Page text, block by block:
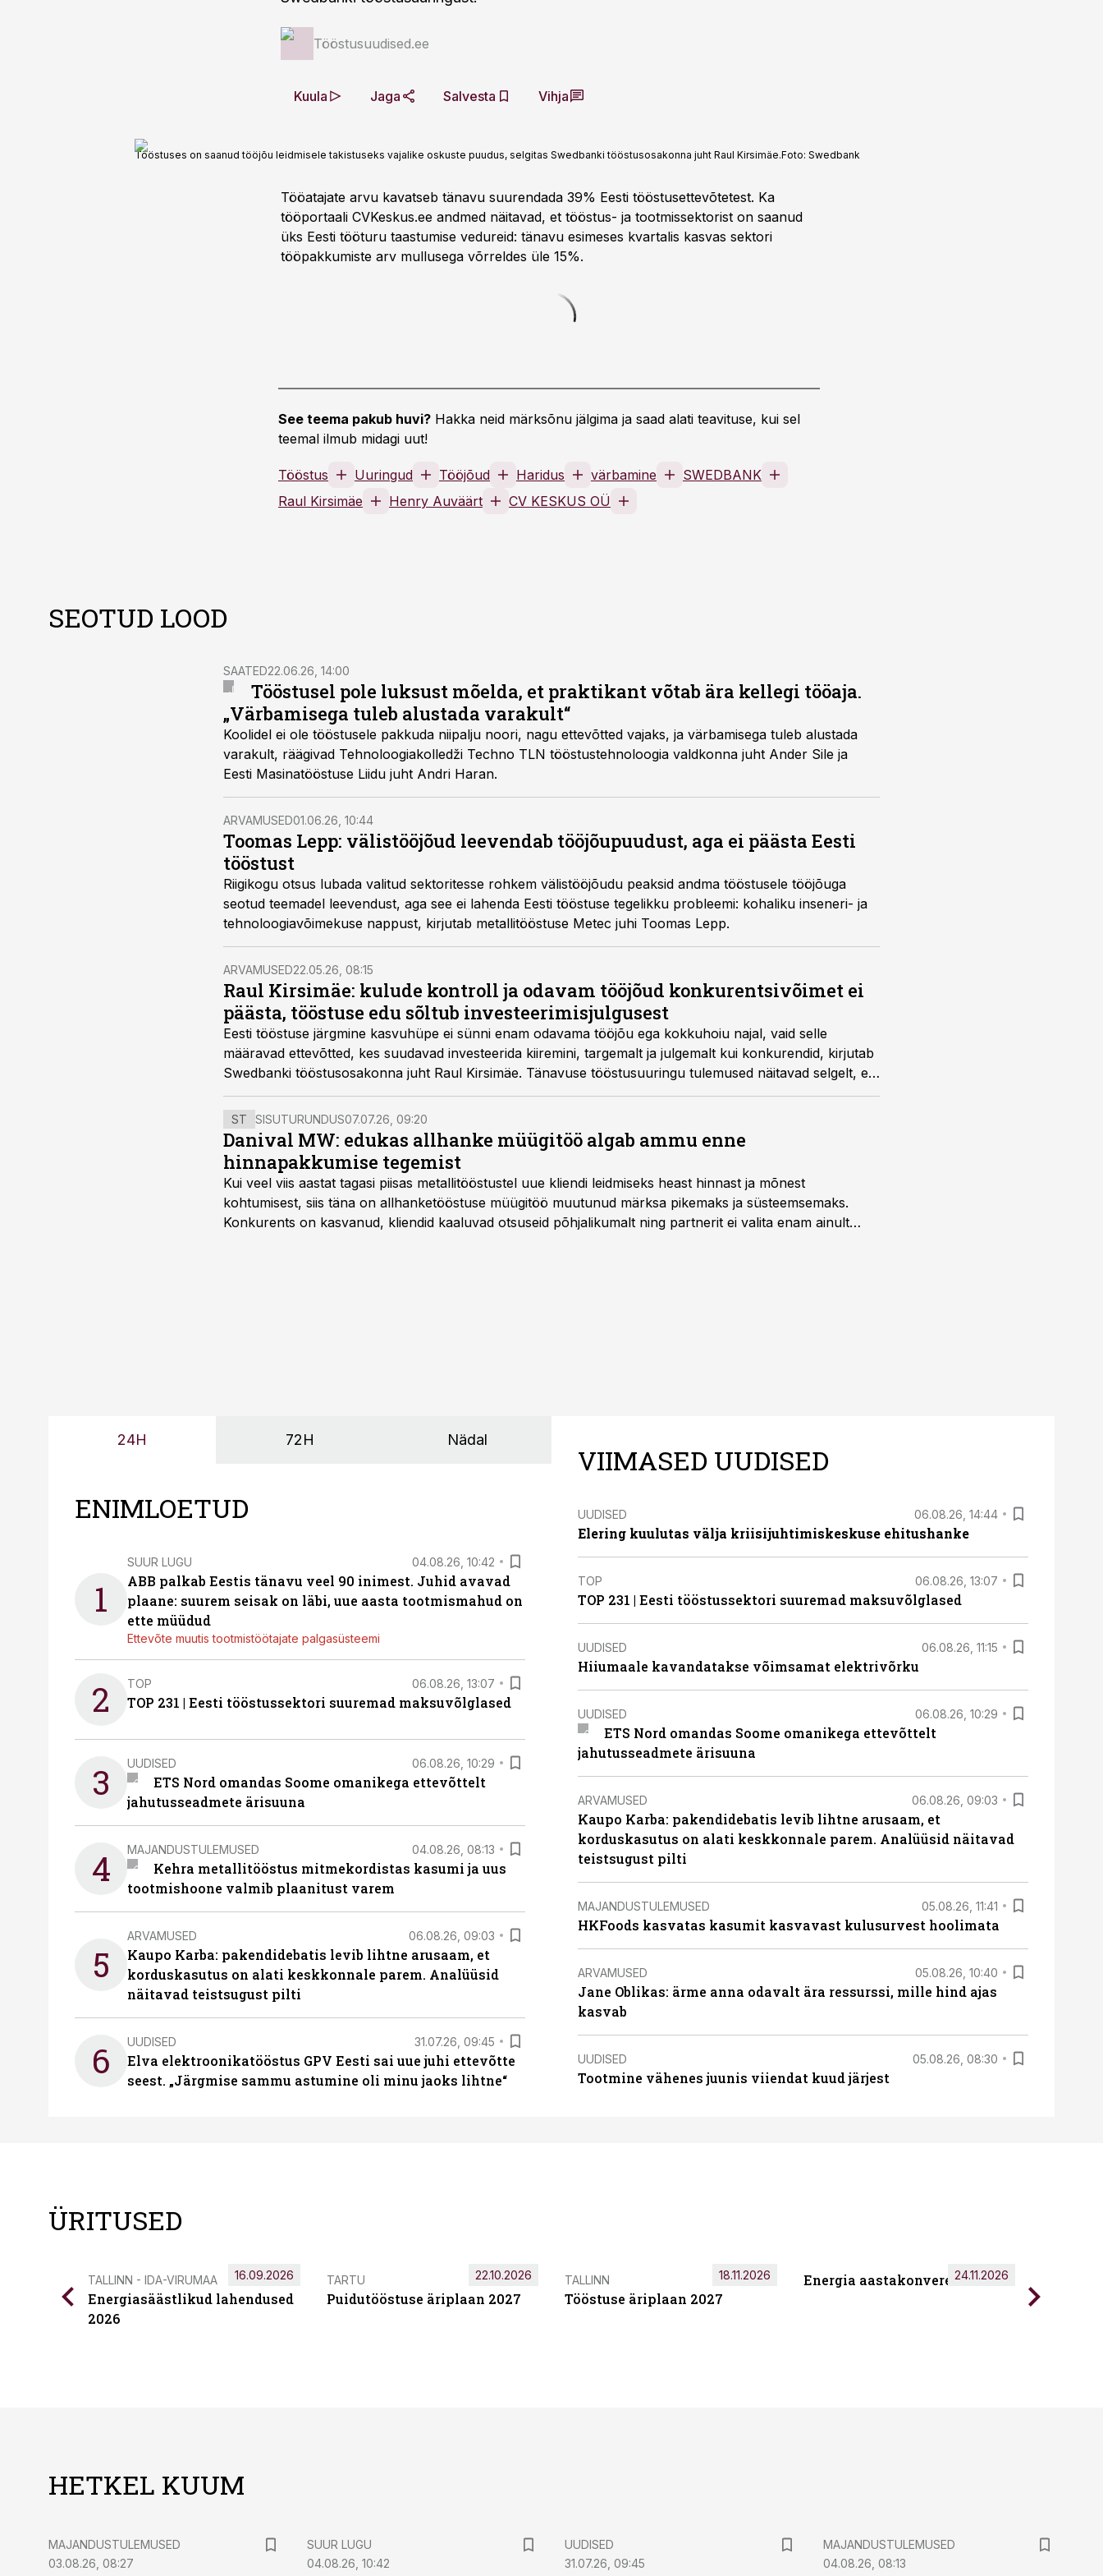
Tööstusuudised.ee
Kuula Jaga Salvesta Vihja
Tööstuses on saanud tööjõu leidmisele takistuseks vajalike oskuste puudus, selgitas Swedbanki tööstusosakonna juht Raul Kirsimäe.Foto: Swedbank
Tööatajate arvu kavatseb tänavu suurendada 39% Eesti tööstusettevõtetest. Ka
tööportaali CVKeskus.ee andmed näitavad, et tööstus- ja tootmissektorist on saanud
üks Eesti tööturu taastumise vedureid: tänavu esimeses kvartalis kasvas sektori
tööpakkumiste arv mullusega võrreldes üle 15%.
See teema pakub huvi? Hakka neid märksõnu jälgima ja saad alati teavituse, kui sel
teemal ilmub midagi uut!
Tööstus Uuringud Tööjõud Haridus värbamine
SWEDBANK
Raul Kirsimäe
Henry Auväärt CV KESKUS OÜ
SEOTUD LOOD
SAATED22.06.26, 14:00
Tööstusel pole luksust mõelda, et praktikant võtab ära kellegi tööaja.
„Värbamisega tuleb alustada varakult“
Koolidel ei ole tööstusele pakkuda niipalju noori, nagu ettevõtted vajaks, ja värbamisega tuleb alustada
varakult, räägivad Tehnoloogiakolledži Techno TLN tööstustehnoloogia valdkonna juht Ander Sile ja
Eesti Masinatööstuse Liidu juht Andri Haran.
ARVAMUSED01.06.26, 10:44
Toomas Lepp: välistööjõud leevendab tööjõupuudust, aga ei päästa Eesti
tööstust
Riigikogu otsus lubada valitud sektoritesse rohkem välistööjõudu peaksid andma tööstusele tööjõuga
seotud teemadel leevendust, aga see ei lahenda Eesti tööstuse tegelikku probleemi: kohaliku inseneri- ja
tehnoloogiavõimekuse nappust, kirjutab metallitööstuse Metec juhi Toomas Lepp.
ARVAMUSED22.05.26, 08:15
Raul Kirsimäe: kulude kontroll ja odavam tööjõud konkurentsivõimet ei
päästa, tööstuse edu sõltub investeerimisjulgusest
Eesti tööstuse järgmine kasvuhüpe ei sünni enam odavama tööjõu ega kokkuhoiu najal, vaid selle
määravad ettevõtted, kes suudavad investeerida kiiremini, targemalt ja julgemalt kui konkurendid, kirjutab
Swedbanki tööstusosakonna juht Raul Kirsimäe. Tänavuse tööstusuuringu tulemused näitavad selgelt, et
aktiivselt investeerivad ettevõtted saavutavad ülejäänud ettevõtetega võrreldes ligi kaks korda suurema
kasumimarginaali.
ST SISUTURUNDUS07.07.26, 09:20
Danival MW: edukas allhanke müügitöö algab ammu enne
hinnapakkumise tegemist
Kui veel viis aastat tagasi piisas metallitööstustel uue kliendi leidmiseks heast hinnast ja mõnest
kohtumisest, siis täna on allhanketööstuse müügitöö muutunud märksa pikemaks ja süsteemsemaks.
Konkurents on kasvanud, kliendid kaaluvad otsuseid põhjalikumalt ning partnerit ei valita enam ainult
24H 72H Nädal
ENIMLOETUD
1
SUUR LUGU 04.08.26, 10:42
ABB palkab Eestis tänavu veel 90 inimest. Juhid avavad
plaane: suurem seisak on läbi, uue aasta tootmismahud on
ette müüdud
Ettevõte muutis tootmistöötajate palgasüsteemi
2 TOP 06.08.26, 13:07
TOP 231 | Eesti tööstussektori suuremad maksuvõlglased
3 UUDISED 06.08.26, 10:29
ETS Nord omandas Soome omanikega ettevõttelt
jahutusseadmete ärisuuna
4 MAJANDUSTULEMUSED 04.08.26, 08:13
Kehra metallitööstus mitmekordistas kasumi ja uus
tootmishoone valmib plaanitust varem
5
ARVAMUSED 06.08.26, 09:03
Kaupo Karba: pakendidebatis levib lihtne arusaam, et
korduskasutus on alati keskkonnale parem. Analüüsid
näitavad teistsugust pilti
6 UUDISED 31.07.26, 09:45
Elva elektroonikatööstus GPV Eesti sai uue juhi ettevõtte
seest. „Järgmise sammu astumine oli minu jaoks lihtne“
VIIMASED UUDISED
UUDISED 06.08.26, 14:44
Elering kuulutas välja kriisijuhtimiskeskuse ehitushanke
TOP 06.08.26, 13:07
TOP 231 | Eesti tööstussektori suuremad maksuvõlglased
UUDISED 06.08.26, 11:15
Hiiumaale kavandatakse võimsamat elektrivõrku
UUDISED 06.08.26, 10:29
ETS Nord omandas Soome omanikega ettevõttelt
jahutusseadmete ärisuuna
ARVAMUSED 06.08.26, 09:03
Kaupo Karba: pakendidebatis levib lihtne arusaam, et
korduskasutus on alati keskkonnale parem. Analüüsid näitavad
teistsugust pilti
MAJANDUSTULEMUSED 05.08.26, 11:41
HKFoods kasvatas kasumit kasvavast kulusurvest hoolimata
ARVAMUSED 05.08.26, 10:40
Jane Oblikas: ärme anna odavalt ära ressurssi, mille hind ajas
kasvab
UUDISED 05.08.26, 08:30
Tootmine vähenes juunis viiendat kuud järjest
ÜRITUSED
TALLINN - IDA-VIRUMAA
Energiasäästlikud lahendused
2026
16.09.2026 TARTU
Puidutööstuse äriplaan 2027
22.10.2026 TALLINN
Tööstuse äriplaan 2027
18.11.2026 Energia aastakonverents 2026
24.11.2026
HETKEL KUUM
MAJANDUSTULEMUSED
03.08.26, 08:27
SUUR LUGU
04.08.26, 10:42
UUDISED
31.07.26, 09:45
MAJANDUSTULEMUSED
04.08.26, 08:13